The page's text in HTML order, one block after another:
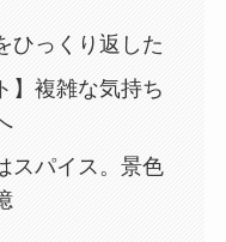
ひっくり返した
】複雑な気持ち
スパイス。景色